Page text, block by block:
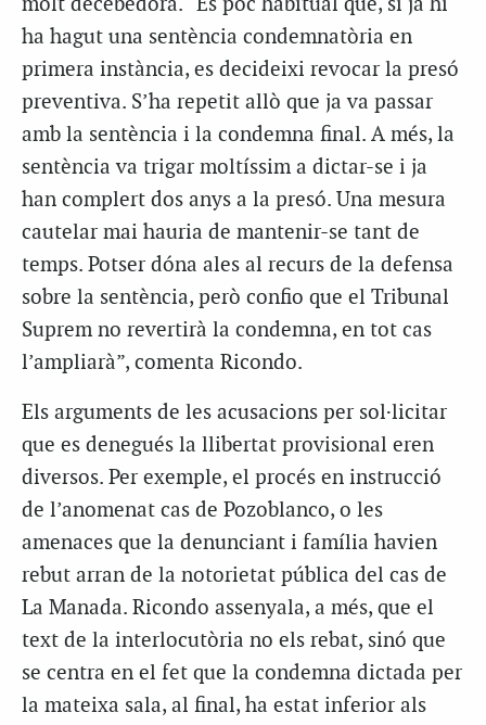
molt decebedora. “És poc habitual que, si ja hi
ha hagut una sentència condemnatòria en
primera instància, es decideixi revocar la presó
preventiva. S’ha repetit allò que ja va passar
amb la sentència i la condemna final. A més, la
sentència va trigar moltíssim a dictar-se i ja
han complert dos anys a la presó. Una mesura
cautelar mai hauria de mantenir-se tant de
temps. Potser dóna ales al recurs de la defensa
sobre la sentència, però confio que el Tribunal
Suprem no revertirà la condemna, en tot cas
l’ampliarà”, comenta Ricondo.
Els arguments de les acusacions per sol·licitar
que es denegués la llibertat provisional eren
diversos. Per exemple, el procés en instrucció
de l’anomenat cas de Pozoblanco, o les
amenaces que la denunciant i família havien
rebut arran de la notorietat pública del cas de
La Manada. Ricondo assenyala, a més, que el
text de la interlocutòria no els rebat, sinó que
se centra en el fet que la condemna dictada per
la mateixa sala, al final, ha estat inferior als